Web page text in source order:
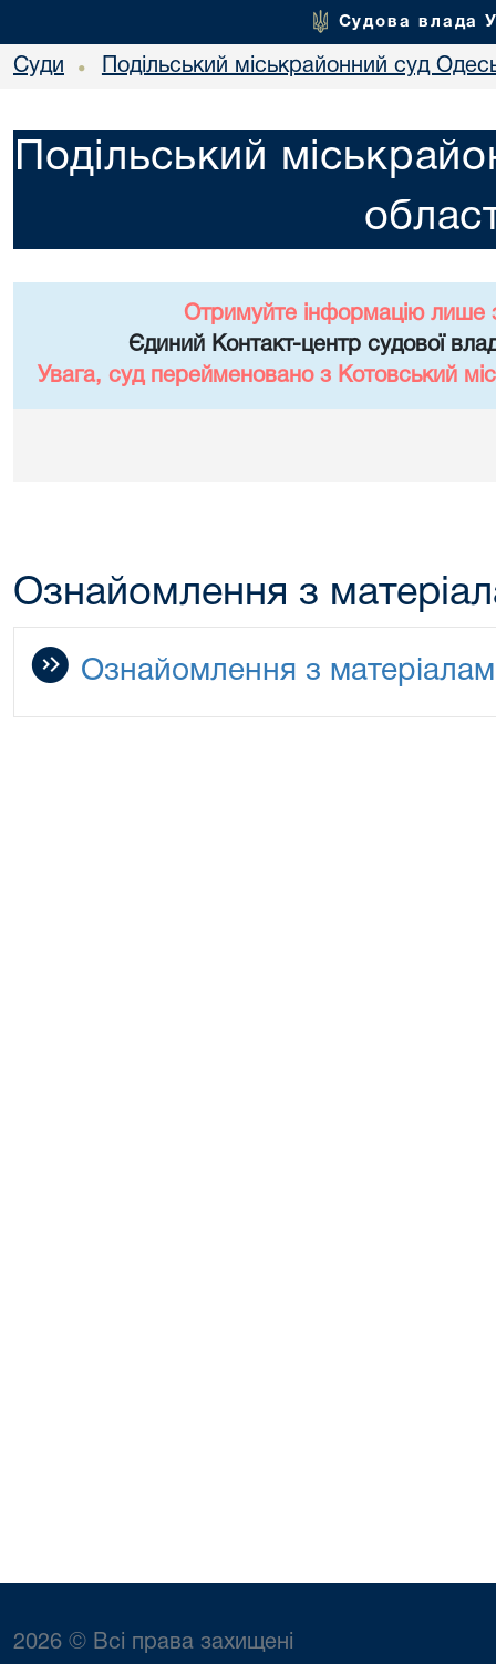
Судова влада
Суди • Подільський міськрайонний суд
Подільський
Отримуйте інформацію лише
Єдиний Контакт-центр судової
Увага, суд перейменовано з Котовський
Ознайомлення з
Ознайомлення з
2026 © Всі права захищені